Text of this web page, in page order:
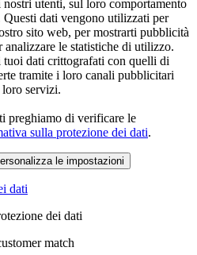
utenti, sul loro comportamento
dati vengono utilizzati per
sito web, per mostrarti pubblicità
analizzare le statistiche di utilizzo.
dati crittografati con quelli di
tramite i loro canali pubblicitari
servizi.
preghiamo di verificare le
sulla protezione dei dati.
le impostazioni
dati
dei dati
match